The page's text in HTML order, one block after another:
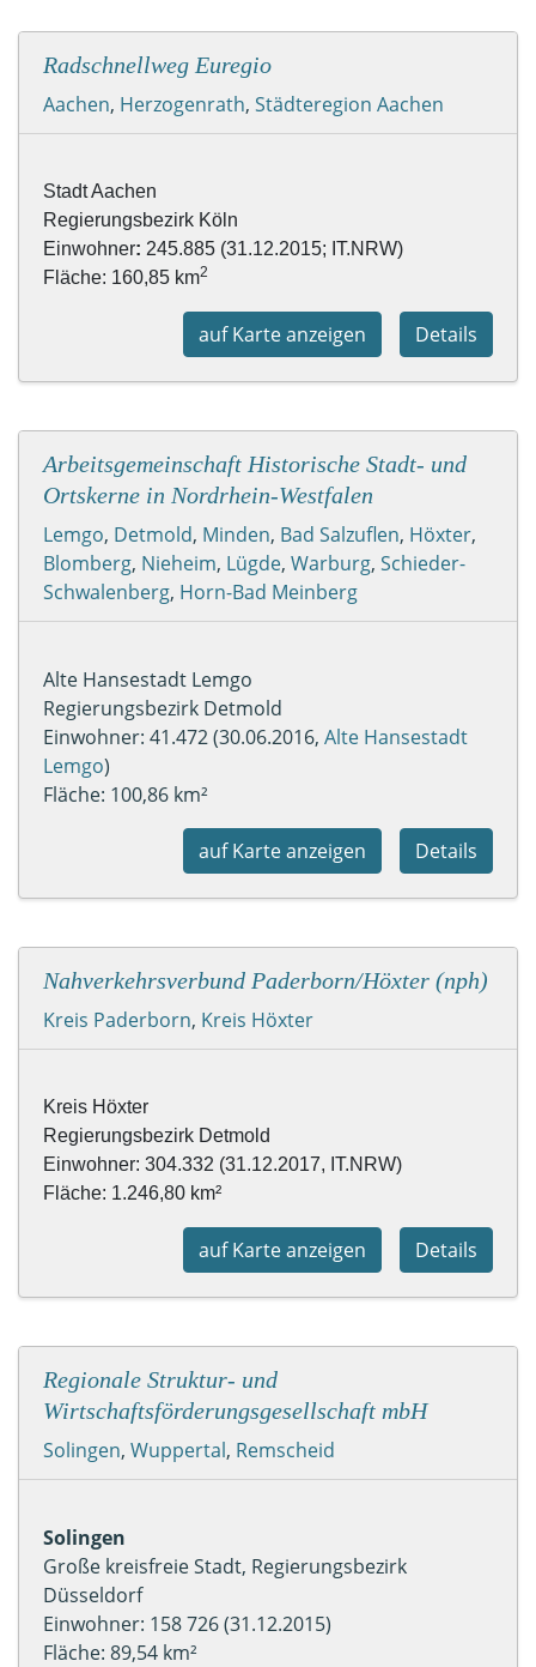
Radschnellweg Euregio
Aachen, Herzogenrath, Städteregion Aachen
Stadt Aachen
Regierungsbezirk Köln
Einwohner: 245.885 (31.12.2015; IT.NRW)
Fläche: 160,85 km2
Details
auf Karte anzeigen
Arbeitsgemeinschaft Historische Stadt- und
Ortskerne in Nordrhein-Westfalen
Lemgo, Detmold, Minden, Bad Salzuflen, Höxter,
Blomberg, Nieheim, Lügde, Warburg, Schieder-
Schwalenberg, Horn-Bad Meinberg
Alte Hansestadt Lemgo
Regierungsbezirk Detmold
Einwohner: 41.472 (30.06.2016, Alte Hansestadt
Lemgo)
Fläche: 100,86 km²
Details
auf Karte anzeigen
Nahverkehrsverbund Paderborn/Höxter (nph)
Kreis Paderborn, Kreis Höxter
Fläche: 1.246,80 km²
Details
auf Karte anzeigen
Regionale Struktur- und
Wirtschaftsförderungsgesellschaft mbH
Solingen, Wuppertal, Remscheid
Solingen
Große kreisfreie Stadt, Regierungsbezirk
Düsseldorf
Einwohner: 158 726 (31.12.2015)
Fläche: 89,54 km²